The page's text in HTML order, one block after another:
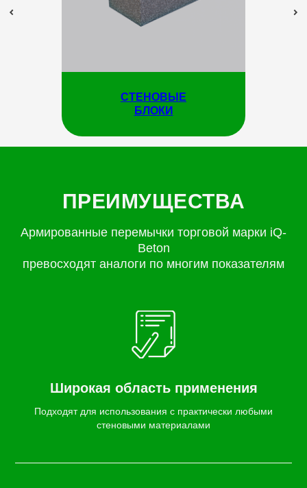
СТЕНОВЫЕ
БЛОКИ
ПРЕИМУЩЕСТВА
Армированные перемычки торговой марки iQ-
Beton
превосходят аналоги по многим показателям
Широкая область применения
Подходят для использования с практически любыми
стеновыми материалами